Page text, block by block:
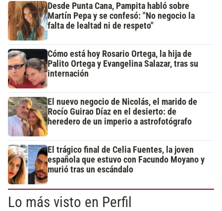
Desde Punta Cana, Pampita habló sobre
Martín Pepa y se confesó: "No negocio la
falta de lealtad ni de respeto"
Cómo está hoy Rosario Ortega, la hija de
Palito Ortega y Evangelina Salazar, tras su
internación
El nuevo negocio de Nicolás, el marido de
Rocío Guirao Díaz en el desierto: de
heredero de un imperio a astrofotógrafo
El trágico final de Celia Fuentes, la joven
española que estuvo con Facundo Moyano y
murió tras un escándalo
Lo más visto en Perfil